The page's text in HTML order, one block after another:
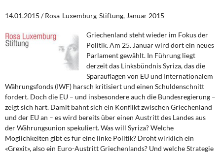
Steuer- und Finanzpolitik
Öffentliche Infrastruktur und Daseinsvorsorge
Eurokrise und Griechenland
DIE LINKE
Weitere Themen
14.01.2015 / Rosa-Luxemburg-Stiftung, Januar 2015
Griechenland steht wieder im Fokus der
Politik. Am 25. Januar wird dort ein neues
Parlament gewählt. In Führung liegt
derzeit das Linksbündnis Syriza, das die
Sparauflagen von EU und Internationalem
Währungsfonds (IWF) harsch kritisiert und einen Schuldenschnitt
fordert. Doch die EU – und insbesondere auch die Bundesregierung –
zeigt sich hart. Damit bahnt sich ein Konflikt zwischen Griechenland
und der EU an – es wird bereits über einen Austritt des Landes aus
der Währungsunion spekuliert. Was will Syriza? Welche
Möglichkeiten gibt es für eine linke Politik? Droht wirklich ein
«Grexit», also ein Euro-Austritt Griechenlands? Und welche Strategie